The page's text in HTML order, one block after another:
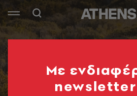
Mε
newsletter